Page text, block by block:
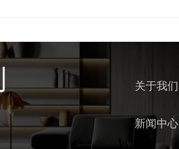
关于我们
新闻中心